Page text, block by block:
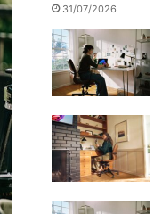
31/07/2026